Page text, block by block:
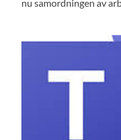
nu samordningen av